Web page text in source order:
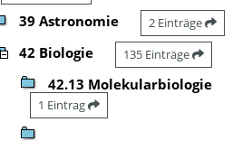
39 Astronomie 2 Einträge
42 Biologie 135 Einträge
42.13 Molekularbiologie
1 Eintrag